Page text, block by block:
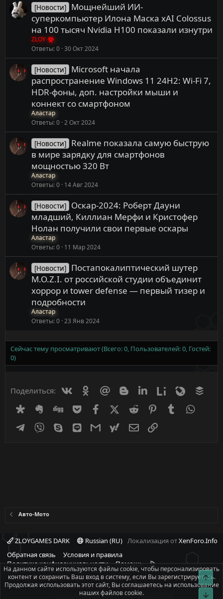
[Новости] Мощнейший ИИ-
суперкомпьютер Илона Маска xAI Colossus
на 100 тысяч Nvidia H100 показали изнутри
ZLOY
Ответы 0 30 Окт 2024
[Новости] Microsoft начала
распространение Windows 11 24H2: Wi-Fi 7,
HDR-фоны, доп. настройки мыши и
коннект со смартфоном
Аластар
Ответы 0 2 Окт 2024
[Новости] Realme показала самую быструю
в мире зарядку для смартфонов
мощностью 320 Вт
Аластар
Ответы 0 14 Авг 2024
[Новости] Оскар-2024: Роберт Дауни
младший, Киллиан Мерфи и Кристофер
Нолан получили свои первые оскары
Аластар
Ответы 0 11 Мар 2024
[Новости] Постапокалиптический шутер
M.O.Z.I. от российской студии объединит
хоррор и tower defense — первый тизер и
подробности
Аластар
Ответы 0 23 Янв 2024
Сейчас тему просматривают (Всего: 0, Пользователей: 0, Гостей:
0)
Поделиться: ВконтактеОдноклассники
Mail.ru BloggerLinkedinLiveinternet
Livejournal
DiasporaEvernoteDigg GetpocketFacebookX (Twitter)
Reddit PinterestTumblr
Telegram
Viber Skype Line GmailyahoomailЭлектронная почта
Авто-Мото
ZLOYGAMES DARK Russian (RU) Локализация отXenForo.Info
Обратная связь
Условия и правила
Политика конфиденциальности
Помощь
R
S
S
При полном или частичном использовании материалов сайта -
ссылка на источник обязательна!
Copyright © 2008-2026, ZLOYGAMES.COM
На данном сайте используются файлы cookie, чтобы персонализировать
контент и сохранить Ваш вход в систему, если Вы зарегистрируетесь.
Продолжая использовать этот сайт, Вы соглашаетесь на использование
наших файлов cookie.